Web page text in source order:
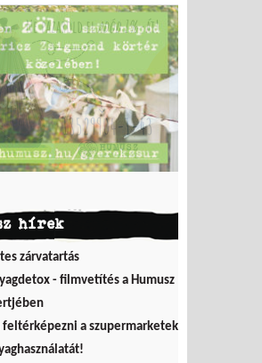
hírek
zárvatartás
- filmvetítés a Humusz
feltérképezni a szupermarketek